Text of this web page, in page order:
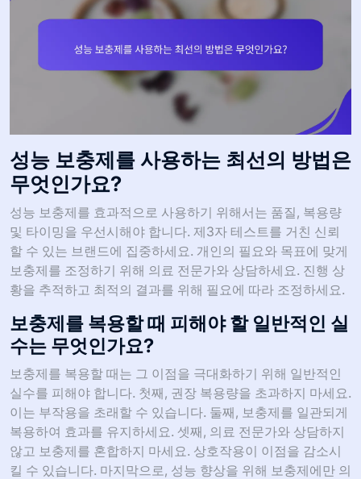
성능 보충제를 사용하는 최선의 방법은
무엇인가요?
성능 보충제를 효과적으로 사용하기 위해서는 품질, 복용량
및 타이밍을 우선시해야 합니다. 제3자 테스트를 거친 신뢰
할 수 있는 브랜드에 집중하세요. 개인의 필요와 목표에 맞게
보충제를 조정하기 위해 의료 전문가와 상담하세요. 진행 상
황을 추적하고 최적의 결과를 위해 필요에 따라 조정하세요.
보충제를 복용할 때 피해야 할 일반적인 실
수는 무엇인가요?
보충제를 복용할 때는 그 이점을 극대화하기 위해 일반적인
실수를 피해야 합니다. 첫째, 권장 복용량을 초과하지 마세요.
이는 부작용을 초래할 수 있습니다. 둘째, 보충제를 일관되게
복용하여 효과를 유지하세요. 셋째, 의료 전문가와 상담하지
않고 보충제를 혼합하지 마세요. 상호작용이 이점을 감소시
킬 수 있습니다. 마지막으로, 성능 향상을 위해 보충제에만 의